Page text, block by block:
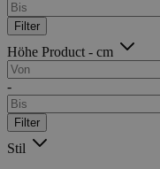
Filter
Höhe Product - cm
-
Filter
Stil